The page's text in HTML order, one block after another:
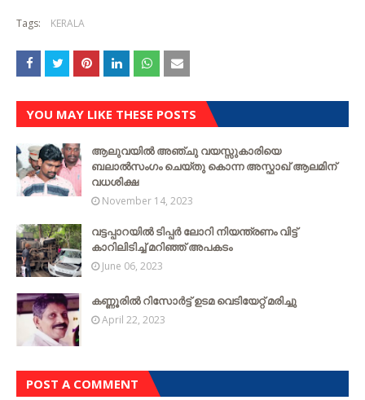
Tags: KERALA
YOU MAY LIKE THESE POSTS
ആലുവയിൽ അഞ്ചു വയസ്സുകാരിയെ
ബലാൽസംഗം ചെയ്‌തു കൊന്ന അസ്ഫാഖ് ആലമിന്
വധശിക്ഷ
November 14, 2023
വട്ടപ്പാറയില്‍ ടിപ്പര്‍ ലോറി നിയന്ത്രണം വിട്ട്
കാറിലിടിച്ച് മറിഞ്ഞ് അപകടം
June 06, 2023
കണ്ണൂരിൽ റിസോർട്ട് ഉടമ വെടിയേറ്റ് മരിച്ചു
April 22, 2023
POST A COMMENT